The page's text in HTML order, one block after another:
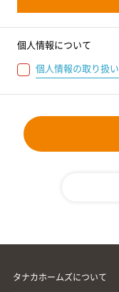
個人情報について
個人情報の取り扱い
タナカホームズについて